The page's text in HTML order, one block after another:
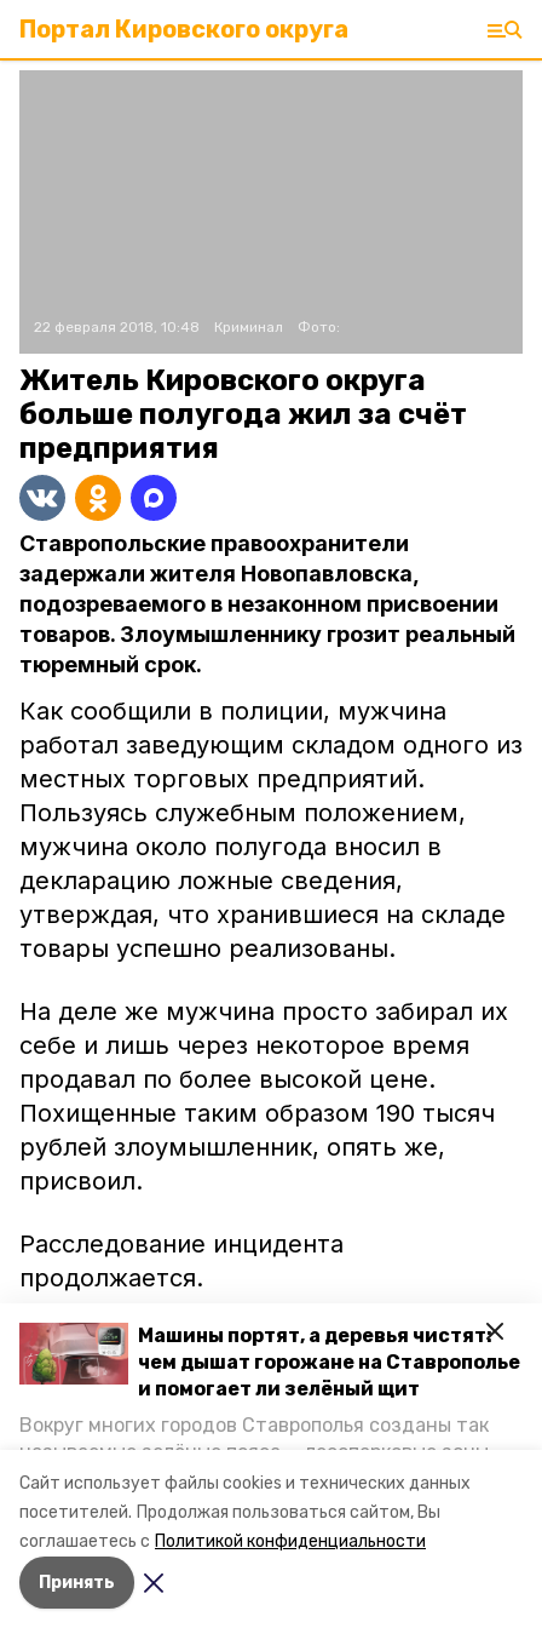
Сайт использует файлы cookies и технических данных
посетителей. Продолжая пользоваться сайтом, Вы
соглашаетесь с Политикой конфиденциальности
Принять
Машины портят, а деревья чистят:
чем дышат горожане на Ставрополье
и помогает ли зелёный щит
Вокруг многих городов Ставрополья созданы так
называемые зелёные пояса — лесопарковые зоны,
снижающие негативное воздействие выхлопных
газов на атмосферу. Справляются ли они с
постоянно растущим потоком автотранспорта и
каким воздухом дышат жители края, узнала
корреспондент «Победы26».
Портал Кировского округа
22 февраля 2018, 10:48 Криминал Фото:
Житель Кировского округа
больше полугода жил за счёт
предприятия
Ставропольские правоохранители
задержали жителя Новопавловска,
подозреваемого в незаконном присвоении
товаров. Злоумышленнику грозит реальный
тюремный срок.
Как сообщили в полиции, мужчина
работал заведующим складом одного из
местных торговых предприятий.
Пользуясь служебным положением,
мужчина около полугода вносил в
декларацию ложные сведения,
утверждая, что хранившиеся на складе
товары успешно реализованы.
На деле же мужчина просто забирал их
себе и лишь через некоторое время
продавал по более высокой цене.
Похищенные таким образом 190 тысяч
рублей злоумышленник, опять же,
присвоил.
Расследование инцидента
продолжается.
Напомним, ранее на Ставрополье
ночной воробчистил магазин на 18
злоумышленник разбил окно и сломал
дверные металлические решётки
торговой точки.
Авторы: Сергей Сыровацкий